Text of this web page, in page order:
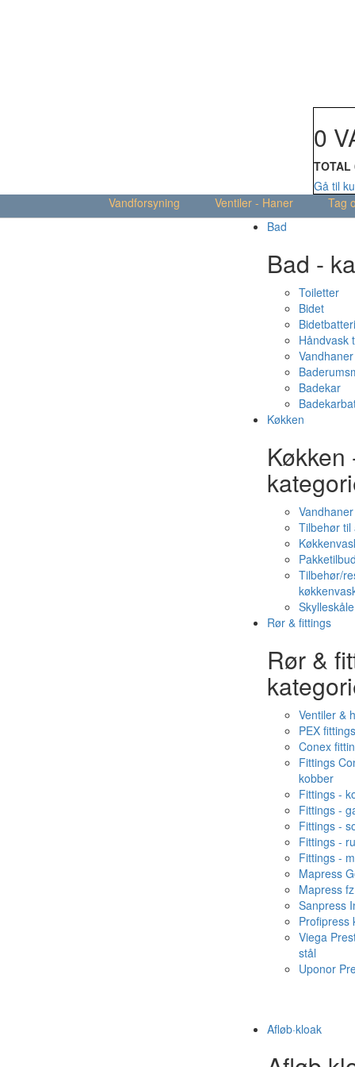
0
TOTAL
Gå til
Vandforsyning
Ventiler - Haner Tag
Bad
Bad -
Toiletter
Bidet
Håndvask
Badekar
Køkken
Køkken
Vandhaner
Tilbehør
Tilbehør/
Rør & fittings
Rør &
Ventiler &
PEX fittings
Conex
Fittings
kobber
Fittings -
Fittings -
Fittings -
Fittings -
Fittings -
Mapress
Mapress fz
Sanpress
Profipress
Viega
stål
Uponor
Afløb·kloak